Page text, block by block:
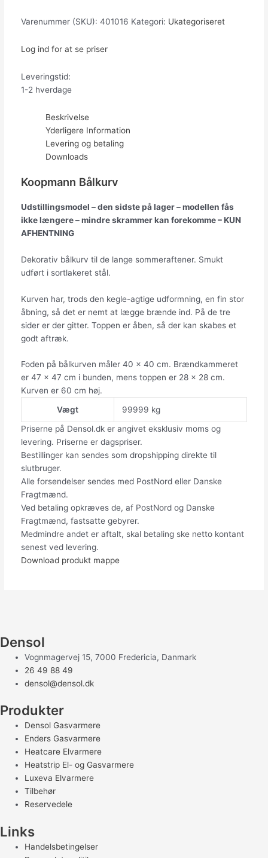
Varenummer (SKU): 401016 Kategori: Ukategoriseret
Log ind for at se priser
Leveringstid:
1-2 hverdage
Beskrivelse
Yderligere Information
Levering og betaling
Downloads
Koopmann Bålkurv
Udstillingsmodel – den sidste på lager – modellen fås
ikke længere – mindre skrammer kan forekomme – KUN
AFHENTNING
Dekorativ bålkurv til de lange sommeraftener. Smukt
udført i sortlakeret stål.
Kurven har, trods den kegle-agtige udformning, en fin stor
åbning, så det er nemt at lægge brænde ind. På de tre
sider er der gitter. Toppen er åben, så der kan skabes et
godt aftræk.
Foden på bålkurven måler 40 x 40 cm. Brændkammeret
er 47 x 47 cm i bunden, mens toppen er 28 x 28 cm.
Kurven er 60 cm høj.
Vægt
99999 kg
Priserne på Densol.dk er angivet eksklusiv moms og
levering. Priserne er dagspriser.
Bestillinger kan sendes som dropshipping direkte til
slutbruger.
Alle forsendelser sendes med PostNord eller Danske
Fragtmænd.
Ved betaling opkræves de, af PostNord og Danske
Fragtmænd, fastsatte gebyrer.
Medmindre andet er aftalt, skal betaling ske netto kontant
senest ved levering.
Download produkt mappe
Densol
Vognmagervej 15, 7000 Fredericia, Danmark
26 49 88 49
densol@densol.dk
Produkter
Densol Gasvarmere
Enders Gasvarmere
Heatcare Elvarmere
Heatstrip El- og Gasvarmere
Luxeva Elvarmere
Tilbehør
Reservedele
Links
Handelsbetingelser